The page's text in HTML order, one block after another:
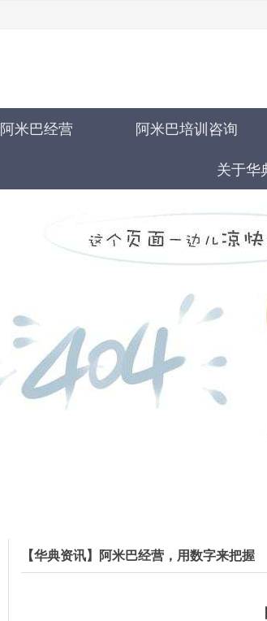
阿米巴经营 阿米巴培训咨询
关于华
【华典资讯】阿米巴经营，用数字来把握